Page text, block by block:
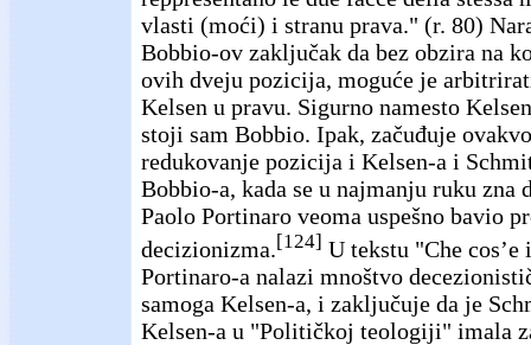
vlasti (moći) i stranu prava." (r. 80)
Bobbio-ov zaključak da bez obzira na
ovih dveju pozicija, moguće je
Kelsen u pravu. Sigurno namesto
stoji sam Bobbio. Ipak, začuđuje
redukovanje pozicija i Kelsen-a i
Bobbio-a, kada se u najmanju ruku zna
Paolo Portinaro veoma uspešno bavio
decizionizma.[124] U tekstu "Che
Portinaro-a nalazi mnoštvo
samoga Kelsen-a, i zaključuje da je
Kelsen-a u "Političkoj teologiji" imala